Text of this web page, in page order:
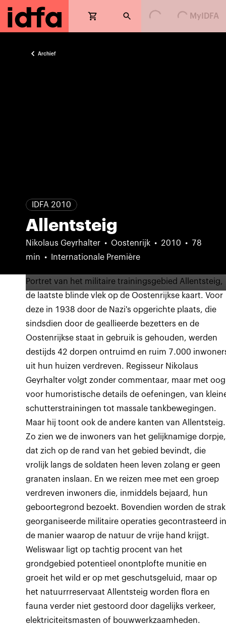
Loading...Loading... MyIDFA
Archief
IDFA 2010
Allentsteig
Nikolaus Geyrhalter Oostenrijk 2010
78
min
Internationale Première
Portret van het militaire trainingsgebied Allentsteig,
de laatste blinde vlek op de Oostenrijkse kaart. Voor
deze in 1938 door de Nazi's opgerichte plaats, die
sindsdien door de geallieerde bezetters en de
Oostenrijkse staat in gebruik is gehouden, werden
destijds 42 dorpen ontruimd en ruim 7.000
uit hun huizen verdreven. Regisseur Nikolaus
Geyrhalter volgt zonder commentaar, maar met oog
voor humoristische details de oefeningen, van
schutterstrainingen tot massale tankbewegingen.
Maar hij toont ook de andere kanten van Allentsteig.
Zo zien we de inwoners van het gelijknamige dorpje,
dat zich op de rand van het gebied bevindt, die
vrolijk langs de soldaten heen leven zolang er geen
granaten inslaan. En we reizen mee met een groep
verdreven inwoners die, inmiddels bejaard, hun
geboortegrond bezoekt. Bovendien worden de strak
georganiseerde militaire operaties gecontrasteerd
de manier waarop de natuur de vrije hand krijgt.
Weliswaar ligt op tachtig procent van het
grondgebied potentieel onontplofte munitie en
groeit het wild er op met geschutsgeluid, maar op
het natuurrreservaat Allentsteig worden flora en
fauna verder niet gestoord door dagelijks verkeer,
elektriciteitsmasten of bouwwerkzaamheden.